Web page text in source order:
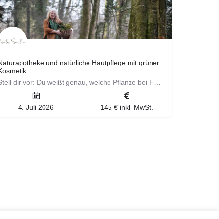
und natürliche Hautpflege mit grüner
Stell dir vor: Du weißt genau, welche Pflanze bei Husten hilft, welche bei Schlafproblemen, welche deine Haut…
4. Juli 2026 145 € inkl. MwSt.